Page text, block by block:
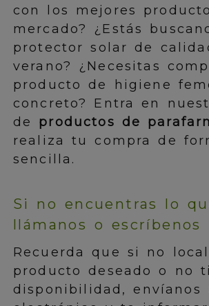
con los mejores
mercado? ¿Estás
protector solar de
verano? ¿Necesitas
producto de higiene
concreto? Entra en
de productos de
realiza tu compra de
sencilla.
Si no encuentras lo
llámanos o escríbenos
Recuerda que si no
producto deseado o no
disponibilidad, envíanos